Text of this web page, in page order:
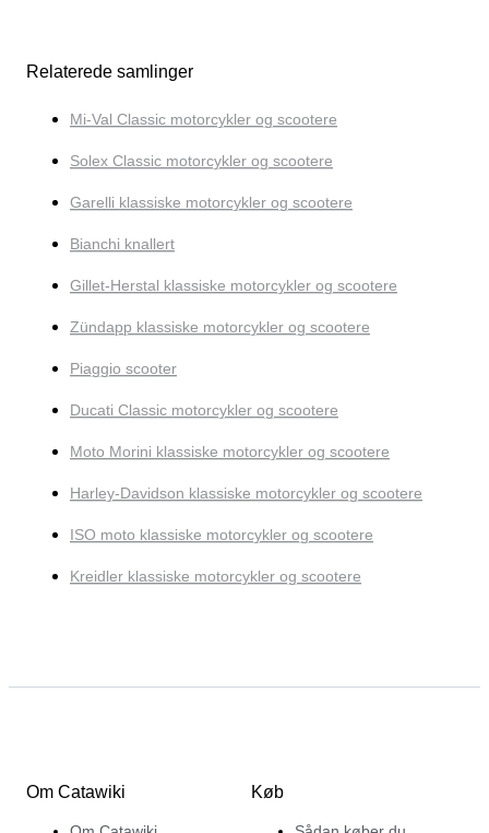
Relaterede samlinger
Mi-Val Classic motorcykler og scootere
Solex Classic motorcykler og scootere
Garelli klassiske motorcykler og scootere
Bianchi knallert
Gillet-Herstal klassiske motorcykler og scootere
Zündapp klassiske motorcykler og scootere
Piaggio scooter
Ducati Classic motorcykler og scootere
Moto Morini klassiske motorcykler og scootere
Harley-Davidson klassiske motorcykler og scootere
ISO moto klassiske motorcykler og scootere
Kreidler klassiske motorcykler og scootere
Om Catawiki Køb